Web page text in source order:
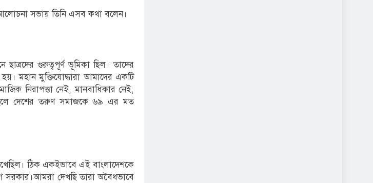
আলোচনা সভায় তিনি এসব কথা বলেন।
গুরুত্বপূর্ণ ভূমিকা ছিল। তাদের
মহান মুক্তিযোদ্ধারা আমাদের একটি
নিরাপত্তা নেই, মানবাধিকার নেই,
হলে দেশের তরুণ সমাজকে ৬৯ এর মত
ঠিক একইভাবে এই বাংলাদেশকে
সরকার।আমরা দেখছি তারা অবৈধভাবে